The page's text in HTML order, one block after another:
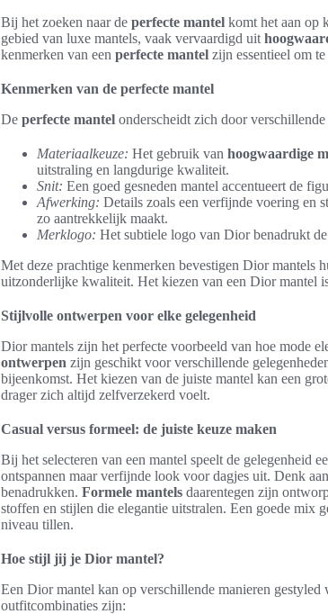
Bij het zoeken naar de perfecte mantel komt het aan op
gebied van luxe mantels, vaak vervaardigd uit
kenmerken van een perfecte mantel zijn essentieel om
Kenmerken van de perfecte mantel
De perfecte mantel onderscheidt zich door
Materiaalkeuze: Het gebruik van hoogwaardige
uitstraling en langdurige kwaliteit.
Snit: Een goed gesneden mantel accentueert de
Afwerking: Details zoals een verfijnde voering en
zo aantrekkelijk maakt.
Merklogo: Het subtiele logo van Dior benadrukt
Met deze prachtige kenmerken bevestigen Dior mantels
uitzonderlijke kwaliteit. Het kiezen van een Dior mantel
Stijlvolle ontwerpen voor elke gelegenheid
Dior mantels zijn het perfecte voorbeeld van hoe mode
ontwerpen zijn geschikt voor verschillende
bijeenkomst. Het kiezen van de juiste mantel kan een
drager zich altijd zelfverzekerd voelt.
Casual versus formeel: de juiste keuze maken
Bij het selecteren van een mantel speelt de gelegenheid
ontspannen maar verfijnde look voor dagjes uit. Denk
benadrukken. Formele mantels daarentegen zijn
stoffen en stijlen die elegantie uitstralen. Een goede mix
niveau tillen.
Hoe stijl jij je Dior mantel?
Een Dior mantel kan op verschillende manieren
outfitcombinaties zijn: